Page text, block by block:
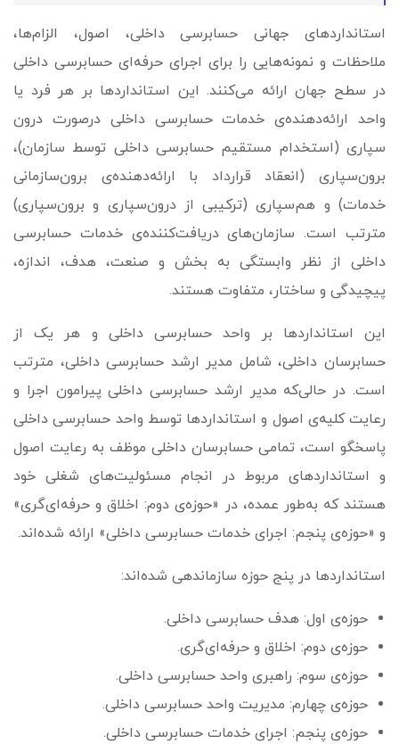
استانداردهای جهانی حسابرسی داخلی، اصول، الزام­‌ها،
ملاحظات و نمونه‌هایی را برای اجرای حرفه‌ای حسابرسی داخلی
در سطح جهان ارائه می‌کنند. این استانداردها بر هر فرد یا
واحد ارائه‌دهنده‌ی خدمات حسابرسی داخلی درصورت درون­‌
سپاری (استخدام مستقیم حسابرسی داخلی توسط سازمان)،
برون‌سپاری (انعقاد قرارداد با ارائه­‌دهنده‌ی برون‌سازمانی
خدمات) و هم‌سپاری (ترکیبی از درون‌­سپاری و برون­‌سپاری)
مترتب است. سازمان­‌های دریافت‌کننده‌ی خدمات حسابرسی
داخلی از نظر وابستگی به بخش و صنعت، هدف، اندازه،
پیچیدگی و ساختار، متفاوت هستند.
این استانداردها بر واحد حسابرسی داخلی و هر یک از
حسابرسان داخلی، شامل مدیر ارشد حسابرسی داخلی، مترتب
است. در حالی‌که مدیر ارشد حسابرسی داخلی پیرامون اجرا و
رعایت کلیه‌ی اصول و استانداردها توسط واحد حسابرسی داخلی
پاسخ­گو است، تمامی حسابرسان داخلی موظف به رعایت اصول
و استانداردهای مربوط در انجام مسئولیت‌های شغلی خود
هستند که به‌طور عمده، در «حوزه‌ی دوم: اخلاق و حرفه‌ای‌گری»
و «حوزه‌ی پنجم: اجرای خدمات حسابرسی داخلی» ارائه شده‌اند.
استانداردها در پنج حوزه سازمان­دهی شده‌اند:
حوزه‌ی اول: هدف حسابرسی داخلی.
حوزه‌ی دوم: اخلاق و حرفه‌ای‌گری.
حوزه‌ی سوم: راهبری واحد حسابرسی داخلی.
حوزه‌ی چهارم: مدیریت واحد حسابرسی داخلی.
حوزه‌ی پنجم: اجرای خدمات حسابرسی داخلی.